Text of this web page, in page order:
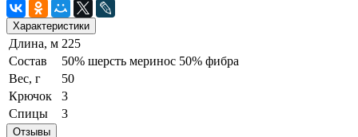
Характеристики
Длина, м 225
Состав
50% шерсть меринос 50% фибра
Вес, г
50
Крючок
3
Спицы
3
Отзывы